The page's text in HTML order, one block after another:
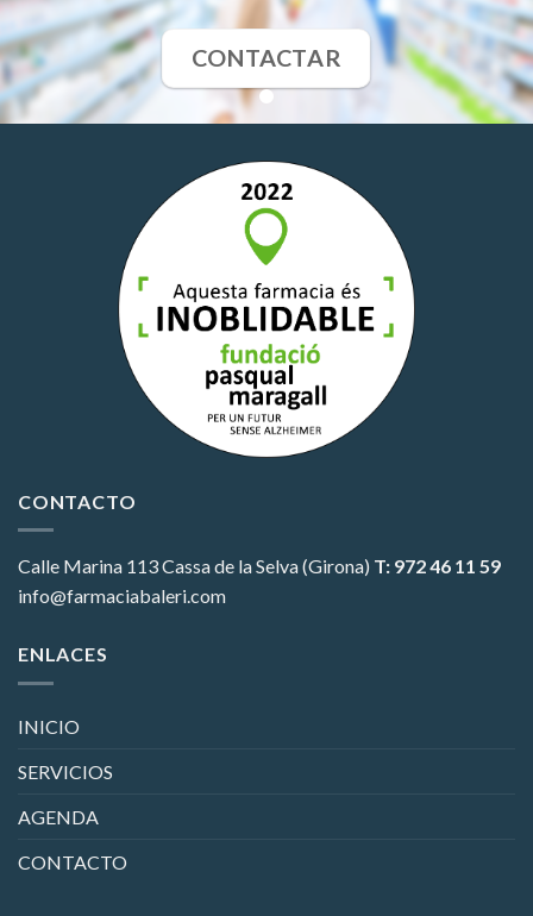
CONTACTAR
CONTACTO
Calle Marina 113Cassa de la Selva (Girona) T: 972 46 11 59
info@farmaciabaleri.com
ENLACES
INICIO
SERVICIOS
AGENDA
CONTACTO